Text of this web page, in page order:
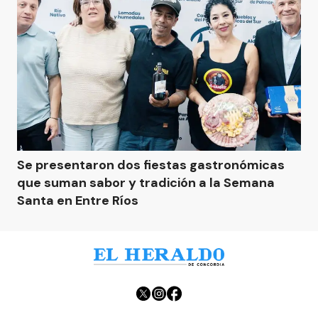
Se presentaron dos fiestas gastronómicas
que suman sabor y tradición a la Semana
Santa en Entre Ríos